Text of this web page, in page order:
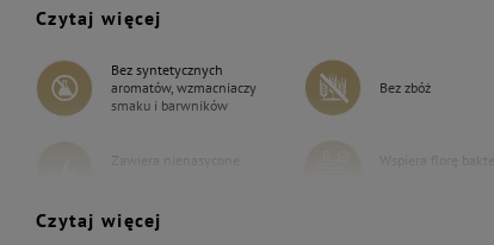
trawienie oraz utrzymanie energii potrzebnej do codziennych
Ten smakowity mix sprawia, że każdy posiłek staje się dla psa
wszystkich niezbędnych składników do zdrowego i aktywnego życia.
Czytaj więcej
Bez syntetycznych
aromatów, wzmacniaczy
smaku i barwników
Bez zbóż
Zawiera nienasycone
Wspiera florę
Czytaj więcej